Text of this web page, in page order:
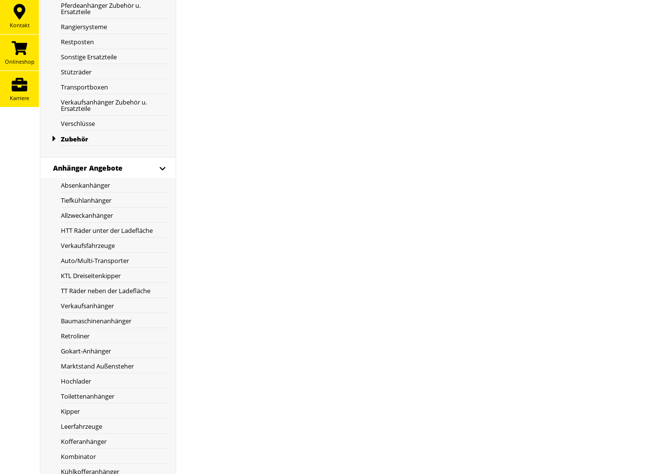
Pferdeanhänger Zubehör u.
Ersatzteile
Rangiersysteme
Restposten
Sonstige Ersatzteile
Stützräder
Transportboxen
Verkaufsanhänger Zubehör u.
Ersatzteile
Verschlüsse
Zubehör
Anhänger Angebote
Absenkanhänger
Tiefkühlanhänger
Allzweckanhänger
HTT Räder unter der Ladefläche
Verkaufsfahrzeuge
Auto/Multi-Transporter
KTL Dreiseitenkipper
TT Räder neben der Ladefläche
Verkaufsanhänger
Baumaschinenanhänger
Retroliner
Gokart-Anhänger
Marktstand Außensteher
Hochlader
Toilettenanhänger
Kipper
Leerfahrzeuge
Kofferanhänger
Kombinator
Kühlkofferanhänger
Kontakt
Onlineshop
Karriere